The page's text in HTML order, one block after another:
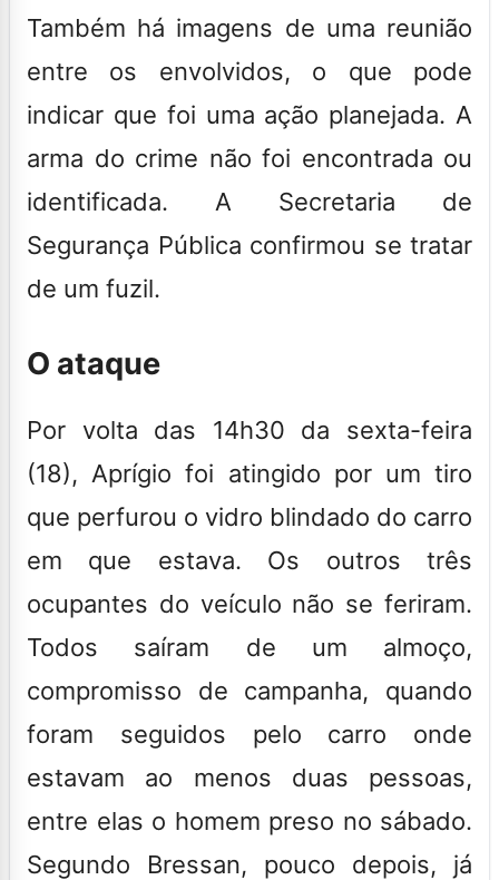
Também há imagens de uma reunião
entre os envolvidos, o que pode
indicar que foi uma ação planejada. A
arma do crime não foi encontrada ou
identificada. A Secretaria de
Segurança Pública confirmou se tratar
de um fuzil.
O ataque
Por volta das 14h30 da sexta-feira
(18), Aprígio foi atingido por um tiro
que perfurou o vidro blindado do carro
em que estava. Os outros três
ocupantes do veículo não se feriram.
Todos saíram de um almoço,
compromisso de campanha, quando
foram seguidos pelo carro onde
estavam ao menos duas pessoas,
entre elas o homem preso no sábado.
Segundo Bressan, pouco depois, já